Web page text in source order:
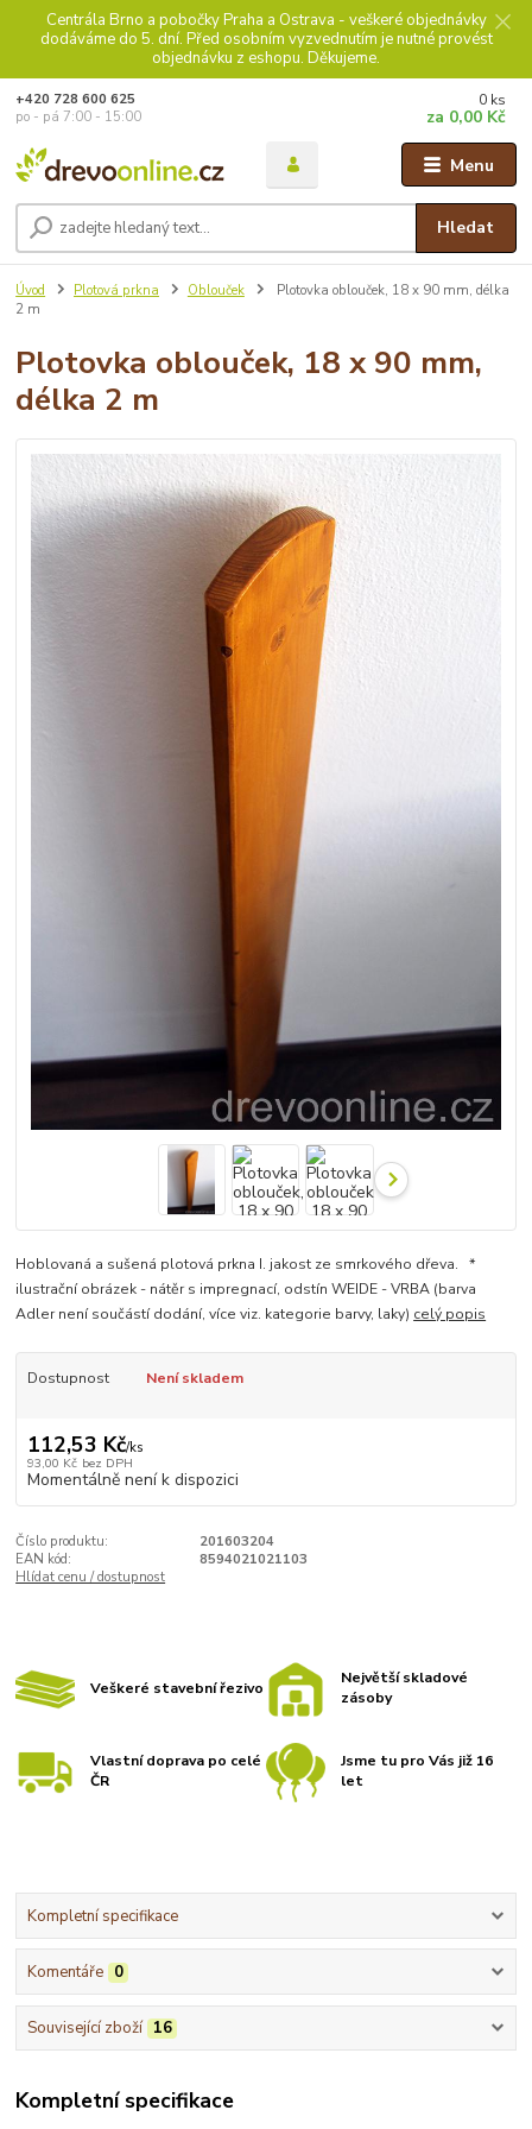
Centrála Brno a pobočky Praha a Ostrava - veškeré objednávky
dodáváme do 5. dní. Před osobním vyzvednutím je nutné provést
objednávku z eshopu. Děkujeme.
Menu
Hledat
+420 728 600 625
po - pá 7:00 - 15:00
0 ks
za 0,00 Kč
Úvod Plotová prkna Oblouček
Plotovka oblouček, 18 x 90 mm, délka
2 m
Plotovka oblouček, 18 x 90 mm,
délka 2 m
Hoblovaná a sušená plotová prkna I. jakost ze smrkového dřeva. *
ilustrační obrázek - nátěr s impregnací, odstín WEIDE - VRBA (barva
Adler není součástí dodání, více viz. kategorie barvy, laky) celý popis
Dostupnost Není skladem
112,53 Kč/ks
93,00 Kč bez DPH
Momentálně není k dispozici
Číslo produktu:
201603204
EAN kód:
8594021021103
Hlídat cenu / dostupnost
Veškeré stavební řezivo
Největší skladové
zásoby
Vlastní doprava po celé
ČR
Jsme tu pro Vás již 16
let
Kompletní specifikace
Komentáře 0
Související zboží 16
Kompletní specifikace